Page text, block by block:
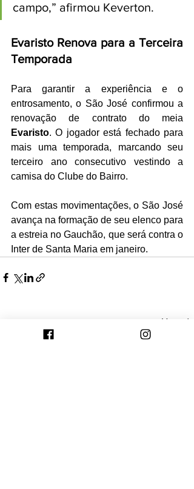
campo,” afirmou Keverton.
Evaristo Renova para a Terceira
Temporada
Para garantir a experiência e o
entrosamento, o São José confirmou a
Evaristo. O jogador está fechado para
mais uma temporada, marcando seu
terceiro ano consecutivo vestindo a
camisa do Clube do Bairro.
Com estas movimentações, o São José
avança na formação de seu elenco para
a estreia no Gauchão, que será contra o
Inter de Santa Maria em janeiro.
Ver tudo